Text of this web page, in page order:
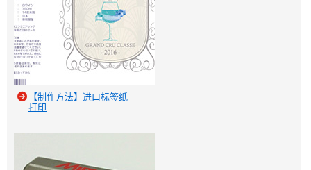
【制作方法】进口标签纸
打印